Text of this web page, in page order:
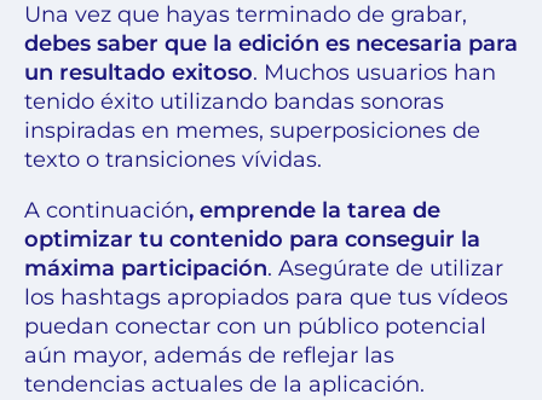
Una vez que hayas terminado de grabar,
debes saber que la edición es necesaria para
un resultado exitoso. Muchos usuarios han
tenido éxito utilizando bandas sonoras
inspiradas en memes, superposiciones de
texto o transiciones vívidas.
A continuación, emprende la tarea de
optimizar tu contenido para conseguir la
máxima participación. Asegúrate de utilizar
los hashtags apropiados para que tus vídeos
puedan conectar con un público potencial
aún mayor, además de reflejar las
tendencias actuales de la aplicación.